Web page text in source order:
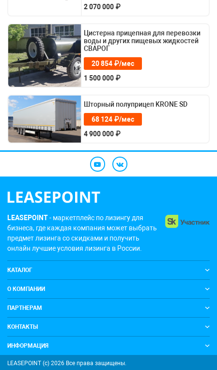
2 070 000 ₽
Цистерна прицепная для перевозки
воды и других пищевых жидкостей
СВАРОГ
20 854 ₽/мес
1 500 000 ₽
Шторный полуприцеп KRONE SD
68 124 ₽/мес
4 900 000 ₽
LEASEPOINT- маркетплейс по лизингу для
бизнеса, где каждая компания может выбрать
предмет лизинга со скидками и получить
онлайн лучшие условия лизинга в России.
КАТАЛОГ
О КОМПАНИИ
ПАРТНЕРАМ
КОНТАКТЫ
ИНФОРМАЦИЯ
LEASEPOINT (с) 2026 Все права защищены.